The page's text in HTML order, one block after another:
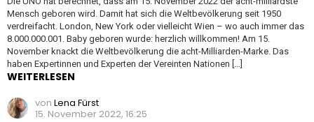
Mensch geboren wird. Damit hat sich die Weltbevölkerung seit 1950
verdreifacht. London, New York oder vielleicht Wien – wo auch immer das
8.000.000.001. Baby geboren wurde: herzlich willkommen! Am 15.
November knackt die Weltbevölkerung die acht-Milliarden-Marke. Das
haben Expertinnen und Experten der Vereinten Nationen […]
WEITERLESEN
von Lena Fürst
15. November 2022, 16:25